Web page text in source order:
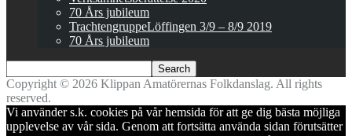
70 Års jubileum
TrachtengruppeLöffingen 3/9 – 8/9 2019
70 Års jubileum
Copyright © 2026 Klippan Amatörernas Folkdanslag. All rights
reserved.
Vi använder s.k. cookies på vår hemsida för att ge dig bästa möjliga
upplevelse av vår sida. Genom att fortsätta använda sidan förutsätter